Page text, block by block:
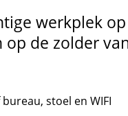
werkplek
op de zolder
stoel en WIFI